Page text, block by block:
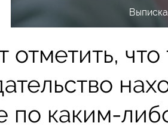
отметить,
по каким-